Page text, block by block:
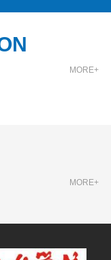
MORE+
MORE+